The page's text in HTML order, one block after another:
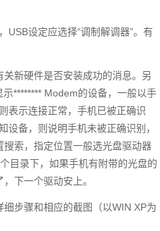
USB设定应选择“调制解调器”。有
新硬件是否安装成功的消息。另
******** Modem的设备，一般以手
表示连接正常，手机已被正确识
备，则说明手机未被正确识别，
索，指定位置一般选光盘驱动器
目录下，如果手机有附带的光盘的
下一个驱动安上。
步骤和相应的截图（以WIN XP为